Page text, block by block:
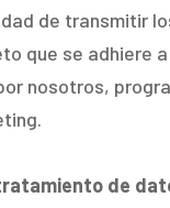
de transmitir
que se adhiere
nosotros,
de